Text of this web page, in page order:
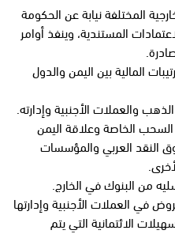
المختلفة نيابة عن الحكومة
المستندية، وينفذ أوامر
المالية بين اليمن والدول
والعملات الأجنبية وإدارته.
السحب الخاصة وعلاقة اليمن
النقد العربي والمؤسسات
من البنوك في الخارج.
في العملات الأجنبية وإدارتها
الائتمانية التي يتم